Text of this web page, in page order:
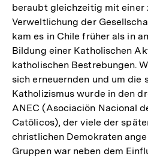
beraubt gleichzeitig mit einer
Verweltlichung der
kam es in Chile früher als in
Bildung einer Katholischen
katholischen Bestrebungen.
sich erneuernden und um die
Katholizismus wurde in den
ANEC (Asociaciön Nacional
Catölicos), der viele der
christlichen Demokraten
Gruppen war neben dem